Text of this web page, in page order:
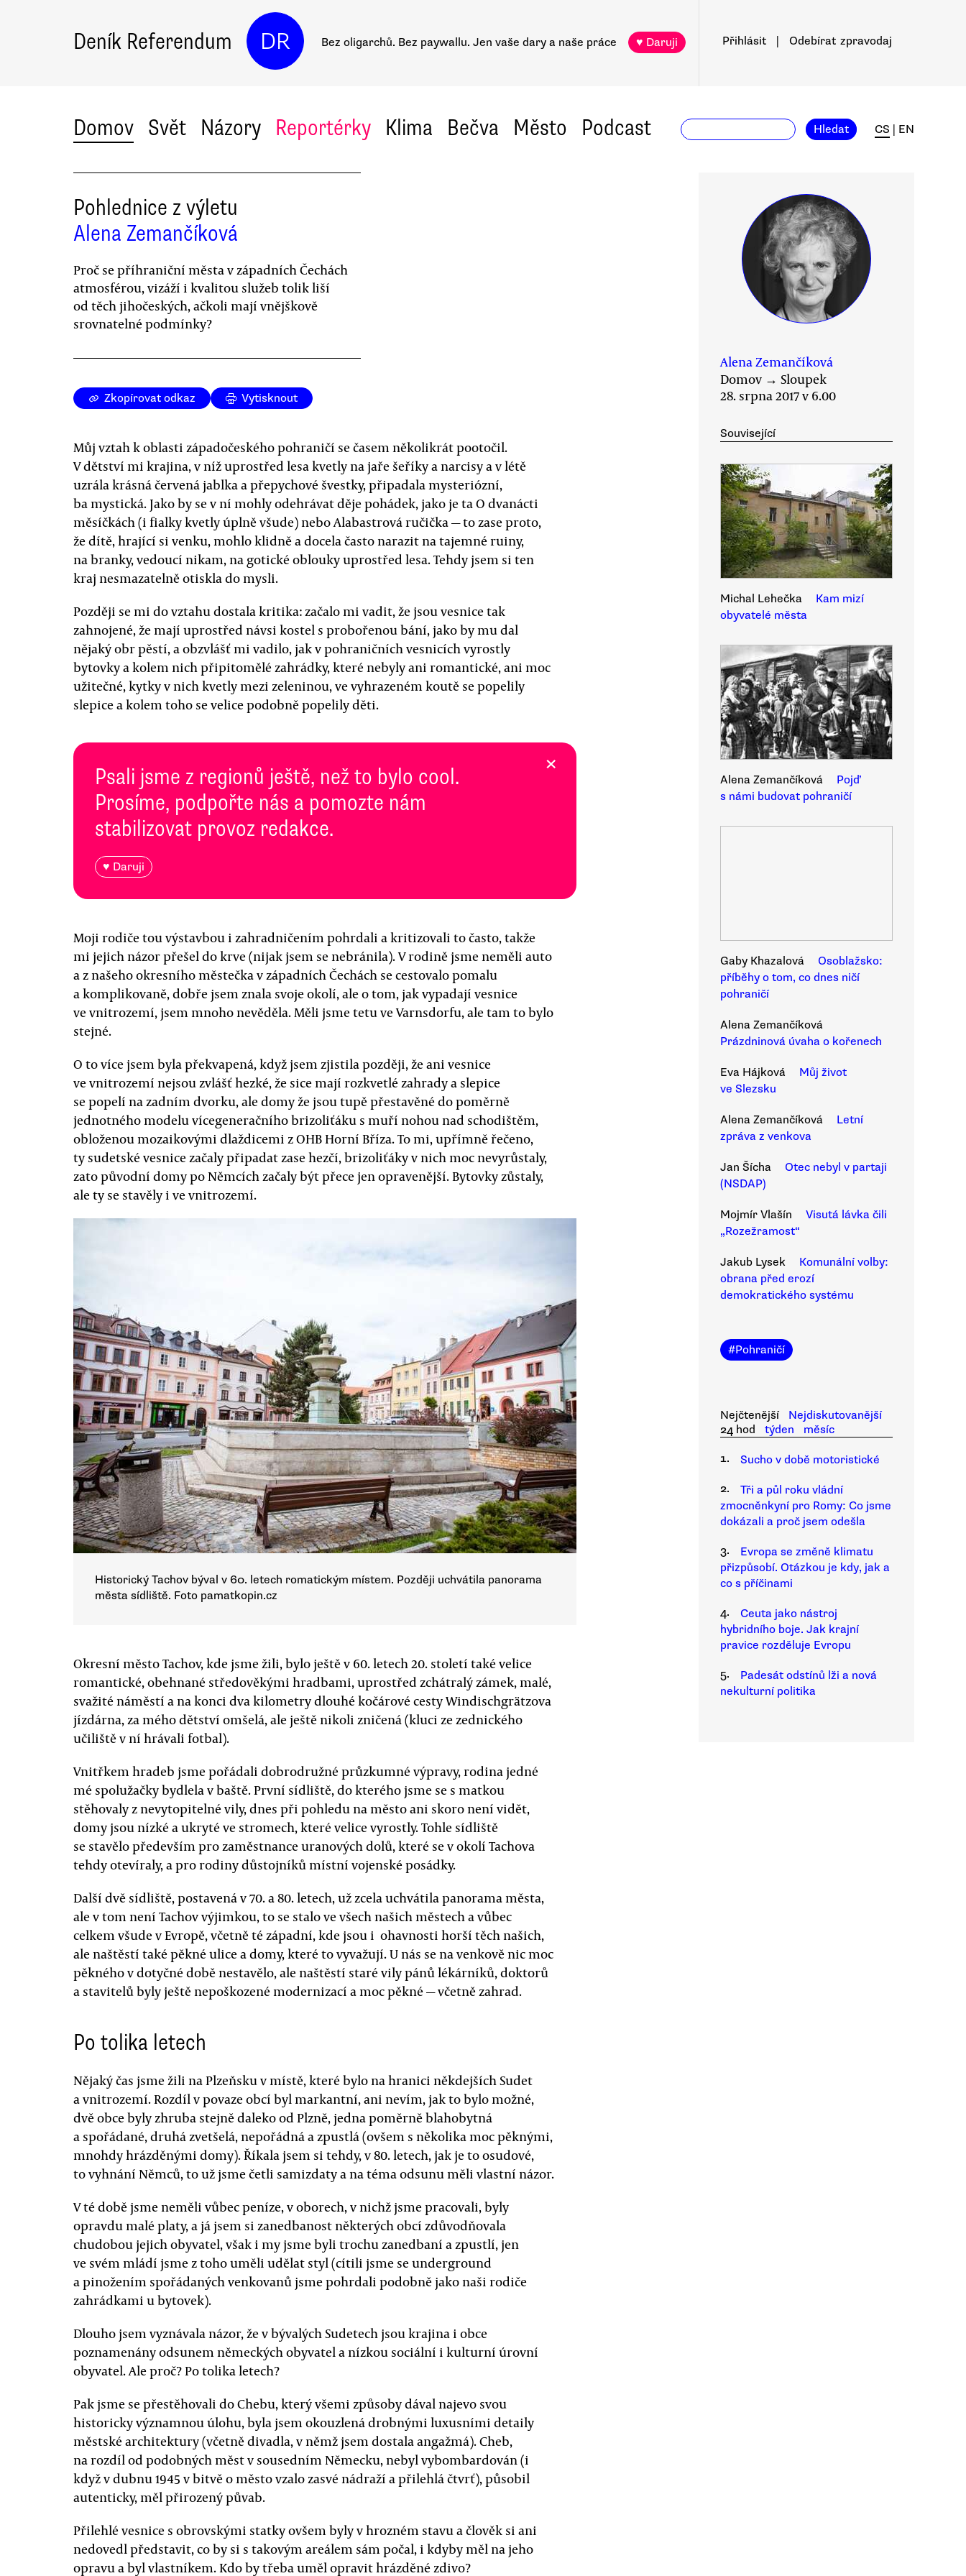
Deník Referendum DR Bez oligarchů. Bez paywallu. Jen vaše dary a naše práce ♥ Daruji Přihlásit Odebírat zpravodaj
Domov Svět Názory Reportérky Klima Bečva Město Podcast Hledat CS EN
Pohlednice z výletu
Alena Zemančíková
Proč se příhraniční města v západních Čechách
atmosférou, vizáží i kvalitou služeb tolik liší
od těch jihočeských, ačkoli mají vnějškově
srovnatelné podmínky?
Zkopírovat odkaz Vytisknout
Můj vztah k oblasti západočeského pohraničí se časem několikrát pootočil.
V dětství mi krajina, v níž uprostřed lesa kvetly na jaře šeříky a narcisy a v létě
uzrála krásná červená jablka a přepychové švestky, připadala mysteriózní,
ba mystická. Jako by se v ní mohly odehrávat děje pohádek, jako je ta O dvanácti
měsíčkách (i fialky kvetly úplně všude) nebo Alabastrová ručička — to zase proto,
že dítě, hrající si venku, mohlo klidně a docela často narazit na tajemné ruiny,
na branky, vedoucí nikam, na gotické oblouky uprostřed lesa. Tehdy jsem si ten
kraj nesmazatelně otiskla do mysli.
Později se mi do vztahu dostala kritika: začalo mi vadit, že jsou vesnice tak
zahnojené, že mají uprostřed návsi kostel s probořenou bání, jako by mu dal
nějaký obr pěstí, a obzvlášť mi vadilo, jak v pohraničních vesnicích vyrostly
bytovky a kolem nich připitomělé zahrádky, které nebyly ani romantické, ani moc
užitečné, kytky v nich kvetly mezi zeleninou, ve vyhrazeném koutě se popelily
slepice a kolem toho se velice podobně popelily děti.
Psali jsme z regionů ještě, než to bylo cool.
Prosíme, podpořte nás a pomozte nám
stabilizovat provoz redakce.
♥ Daruji
×
Moji rodiče tou výstavbou i zahradničením pohrdali a kritizovali to často, takže
mi jejich názor přešel do krve (nijak jsem se nebránila). V rodině jsme neměli auto
a z našeho okresního městečka v západních Čechách se cestovalo pomalu
a komplikovaně, dobře jsem znala svoje okolí, ale o tom, jak vypadají vesnice
ve vnitrozemí, jsem mnoho nevěděla. Měli jsme tetu ve Varnsdorfu, ale tam to bylo
stejné.
O to více jsem byla překvapená, když jsem zjistila později, že ani vesnice
ve vnitrozemí nejsou zvlášť hezké, že sice mají rozkvetlé zahrady a slepice
se popelí na zadním dvorku, ale domy že jsou tupě přestavěné do poměrně
jednotného modelu vícegeneračního brizoliťáku s muří nohou nad schodištěm,
obloženou mozaikovými dlaždicemi z OHB Horní Bříza. To mi, upřímně řečeno,
ty sudetské vesnice začaly připadat zase hezčí, brizoliťáky v nich moc nevyrůstaly,
zato původní domy po Němcích začaly být přece jen opravenější. Bytovky zůstaly,
ale ty se stavěly i ve vnitrozemí.
Historický Tachov býval v 60. letech romatickým místem. Později uchvátila panorama
města sídliště. Foto pamatkopin.cz
Okresní město Tachov, kde jsme žili, bylo ještě v 60. letech 20. století také velice
romantické, obehnané středověkými hradbami, uprostřed zchátralý zámek, malé,
svažité náměstí a na konci dva kilometry dlouhé kočárové cesty Windischgrätzova
jízdárna, za mého dětství omšelá, ale ještě nikoli zničená (kluci ze zednického
učiliště v ní hrávali fotbal).
Vnitřkem hradeb jsme pořádali dobrodružné průzkumné výpravy, rodina jedné
mé spolužačky bydlela v baště. První sídliště, do kterého jsme se s matkou
stěhovaly z nevytopitelné vily, dnes při pohledu na město ani skoro není vidět,
domy jsou nízké a ukryté ve stromech, které velice vyrostly. Tohle sídliště
se stavělo především pro zaměstnance uranových dolů, které se v okolí Tachova
tehdy otevíraly, a pro rodiny důstojníků místní vojenské posádky.
Další dvě sídliště, postavená v 70. a 80. letech, už zcela uchvátila panorama města,
ale v tom není Tachov výjimkou, to se stalo ve všech našich městech a vůbec
celkem všude v Evropě, včetně té západní, kde jsou i ohavnosti horší těch našich,
ale naštěstí také pěkné ulice a domy, které to vyvažují. U nás se na venkově nic moc
pěkného v dotyčné době nestavělo, ale naštěstí staré vily pánů lékárníků, doktorů
a stavitelů byly ještě nepoškozené modernizací a moc pěkné — včetně zahrad.
Po tolika letech
Nějaký čas jsme žili na Plzeňsku v místě, které bylo na hranici někdejších Sudet
a vnitrozemí. Rozdíl v povaze obcí byl markantní, ani nevím, jak to bylo možné,
dvě obce byly zhruba stejně daleko od Plzně, jedna poměrně blahobytná
a spořádané, druhá zvetšelá, nepořádná a zpustlá (ovšem s několika moc pěknými,
mnohdy hrázděnými domy). Říkala jsem si tehdy, v 80. letech, jak je to osudové,
to vyhnání Němců, to už jsme četli samizdaty a na téma odsunu měli vlastní názor.
V té době jsme neměli vůbec peníze, v oborech, v nichž jsme pracovali, byly
opravdu malé platy, a já jsem si zanedbanost některých obcí zdůvodňovala
chudobou jejich obyvatel, však i my jsme byli trochu zanedbaní a zpustlí, jen
ve svém mládí jsme z toho uměli udělat styl (cítili jsme se underground
a pinožením spořádaných venkovanů jsme pohrdali podobně jako naši rodiče
zahrádkami u bytovek).
Dlouho jsem vyznávala názor, že v bývalých Sudetech jsou krajina i obce
poznamenány odsunem německých obyvatel a nízkou sociální i kulturní úrovní
obyvatel. Ale proč? Po tolika letech?
Pak jsme se přestěhovali do Chebu, který všemi způsoby dával najevo svou
historicky významnou úlohu, byla jsem okouzlená drobnými luxusními detaily
městské architektury (včetně divadla, v němž jsem dostala angažmá). Cheb,
na rozdíl od podobných měst v sousedním Německu, nebyl vybombardován (i
když v dubnu 1945 v bitvě o město vzalo zasvé nádraží a přilehlá čtvrť), působil
autenticky, měl přirozený půvab.
Přilehlé vesnice s obrovskými statky ovšem byly v hrozném stavu a člověk si ani
nedovedl představit, co by si s takovým areálem sám počal, i kdyby měl na jeho
opravu a byl vlastníkem. Kdo by třeba uměl opravit hrázděné zdivo?
Alena Zemančíková
Domov → Sloupek
28. srpna 2017 v 6.00
Související
Michal Lehečka
Kam mizí
obyvatelé města
Alena Zemančíková
Pojď
s námi budovat pohraničí
Gaby Khazalová
Osoblažsko:
příběhy o tom, co dnes ničí
pohraničí
Alena Zemančíková
Prázdninová úvaha o kořenech
Eva Hájková
Můj život
ve Slezsku
Alena Zemančíková
Letní
zpráva z venkova
Jan Šícha
Otec nebyl v partaji
(NSDAP)
Mojmír Vlašín
Visutá lávka čili
„Rozežramost“
Jakub Lysek
Komunální volby:
obrana před erozí
demokratického systému
#Pohraničí
Nejčtenější
Nejdiskutovanější
24 hod
týden
měsíc
1.
Sucho v době motoristické
2.
Tři a půl roku vládní
zmocněnkyní pro Romy: Co jsme
dokázali a proč jsem odešla
3.
Evropa se změně klimatu
přizpůsobí. Otázkou je kdy, jak a
co s příčinami
4.
Ceuta jako nástroj
hybridního boje. Jak krajní
pravice rozděluje Evropu
5.
Padesát odstínů lži a nová
nekulturní politika